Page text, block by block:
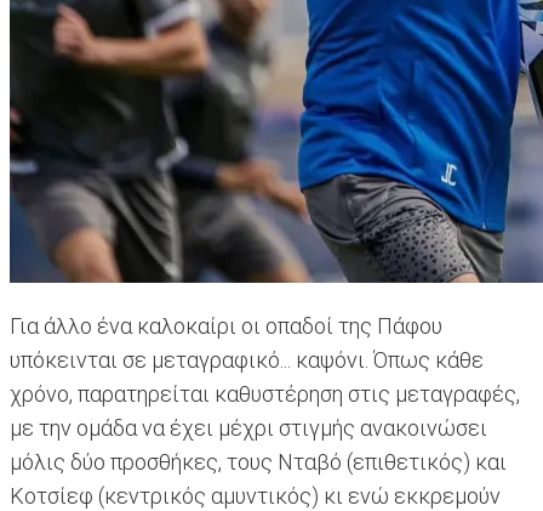
Για άλλο ένα καλοκαίρι οι οπαδοί της Πάφου
υπόκεινται σε μεταγραφικό... καψόνι. Όπως κάθε
χρόνο, παρατηρείται καθυστέρηση στις μεταγραφές,
με την ομάδα να έχει μέχρι στιγμής ανακοινώσει
μόλις δύο προσθήκες, τους Νταβό (επιθετικός) και
Κοτσίεφ (κεντρικός αμυντικός) κι ενώ εκκρεμούν